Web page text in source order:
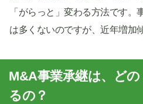
「がらっと」変わる方法です。
は多くないのですが、近年増加
M&A事業承継は、ど
るの？